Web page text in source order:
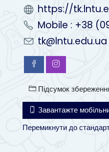
https://
Mobile : +38
tk@lntu.edu.ua
Підсумок
Завантажте
Перемикнути до